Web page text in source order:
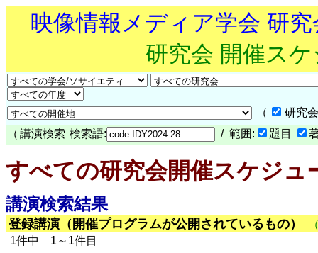
映像情報メディア学会 研
研究会 開催ス
（
研究
（ 講演検索 検索語: / 範囲: 題目
すべての研究会開催スケジュ
講演検索結果
登録講演（開催プログラムが公開されているもの）
1件中 1～1件目